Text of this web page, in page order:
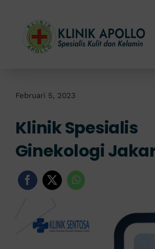
content
Layanan Kami
Info Klinik
Februari 5, 2023
Klinik Spesialis
Ginekologi